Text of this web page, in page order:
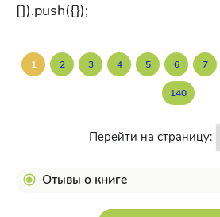
[]).push({});
1 2 3 4 5 6 7
140
Перейти на страницу:
Отывы о книге